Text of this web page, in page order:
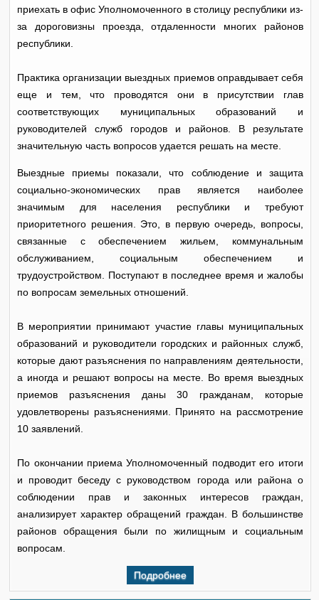
приехать в офис Уполномоченного в столицу республики из-
за дороговизны проезда, отдаленности многих районов
республики.
Практика организации выездных приемов оправдывает себя
еще и тем, что проводятся они в присутствии глав
соответствующих муниципальных образований и
руководителей служб городов и районов. В результате
значительную часть вопросов удается решать на месте.
Выездные приемы показали, что соблюдение и защита
социально-экономических прав является наиболее
значимым для населения республики и требуют
приоритетного решения. Это, в первую очередь, вопросы,
связанные с обеспечением жильем, коммунальным
обслуживанием, социальным обеспечением и
трудоустройством. Поступают в последнее время и жалобы
по вопросам земельных отношений.
В мероприятии принимают участие главы муниципальных
образований и руководители городских и районных служб,
которые дают разъяснения по направлениям деятельности,
а иногда и решают вопросы на месте. Во время выездных
приемов разъяснения даны 30 гражданам, которые
удовлетворены разъяснениями. Принято на рассмотрение
10 заявлений.
По окончании приема Уполномоченный подводит его итоги
и проводит беседу с руководством города или района о
соблюдении прав и законных интересов граждан,
анализирует характер обращений граждан. В большинстве
районов обращения были по жилищным и социальным
вопросам.
Подробнее